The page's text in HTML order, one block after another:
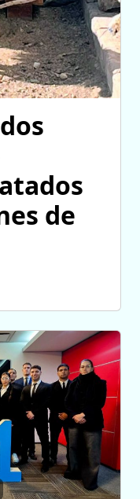
de